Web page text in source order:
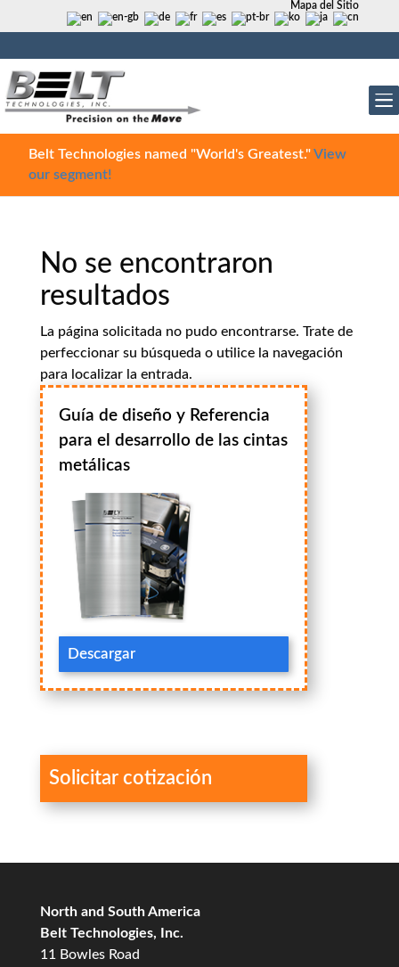
Mapa del Sitio
Belt Technologies named "World's Greatest."View
our segment!
No se encontraron
resultados
La página solicitada no pudo encontrarse. Trate de
perfeccionar su búsqueda o utilice la navegación
para localizar la entrada.
Guía de diseño y Referencia
para el desarrollo de las cintas
metálicas
Descargar
Solicitar cotización
North and South America
Belt Technologies, Inc.
11 Bowles Road